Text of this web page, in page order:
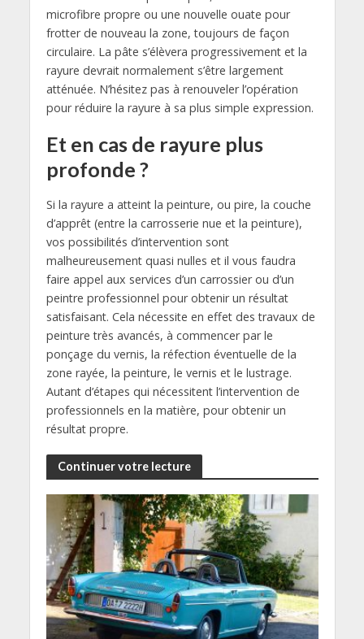
microfibre propre ou une nouvelle ouate pour
frotter de nouveau la zone, toujours de façon
circulaire. La pâte s’élèvera progressivement et la
rayure devrait normalement s’être largement
atténuée. N’hésitez pas à renouveler l’opération
pour réduire la rayure à sa plus simple expression.
Et en cas de rayure plus
profonde ?
Si la rayure a atteint la peinture, ou pire, la couche
d’apprêt (entre la carrosserie nue et la peinture),
vos possibilités d’intervention sont
malheureusement quasi nulles et il vous faudra
faire appel aux services d’un carrossier ou d’un
peintre professionnel pour obtenir un résultat
satisfaisant. Cela nécessite en effet des travaux de
peinture très avancés, à commencer par le
ponçage du vernis, la réfection éventuelle de la
zone rayée, la peinture, le vernis et le lustrage.
Autant d’étapes qui nécessitent l’intervention de
professionnels en la matière, pour obtenir un
résultat propre.
Continuer votre lecture